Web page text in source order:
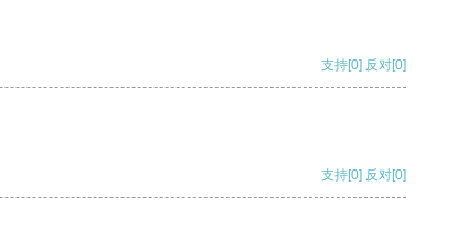
支持[0] 反对[0]
支持[0] 反对[0]